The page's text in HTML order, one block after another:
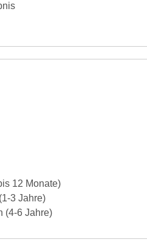
12 Monate)
3 Jahre)
(4-6 Jahre)